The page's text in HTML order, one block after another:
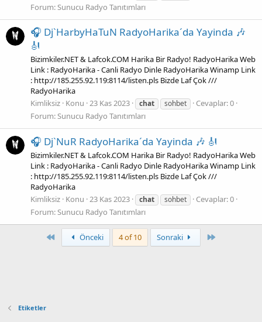
Forum:Sunucu Radyo Tanıtımları
🎧 Dj`HarbyHaTuN RadyoHarika´da Yayinda 🎶
🎻
Bizimkiler.NET & Lafcok.COM Harika Bir Radyo! RadyoHarika Web
Link : RadyoHarika - Canli Radyo Dinle RadyoHarika Winamp Link
: http://185.255.92.119:8114/listen.pls Bizde Laf Çok ///
RadyoHarika
Kimliksiz Konu 23 Kas 2023 chat sohbet
Cevaplar: 0
Forum:Sunucu Radyo Tanıtımları
🎧 Dj`NuR RadyoHarika´da Yayinda 🎶 🎻
Bizimkiler.NET & Lafcok.COM Harika Bir Radyo! RadyoHarika Web
Link : RadyoHarika - Canli Radyo Dinle RadyoHarika Winamp Link
: http://185.255.92.119:8114/listen.pls Bizde Laf Çok ///
RadyoHarika
Kimliksiz Konu 23 Kas 2023 chat sohbet
Cevaplar: 0
Forum:Sunucu Radyo Tanıtımları
Birinci Önceki 4 of 10 Sonraki
Etiketler